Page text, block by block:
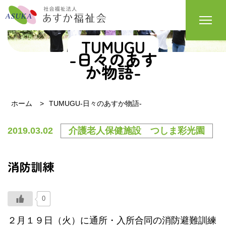
TUMUGU
-日々のあす
か物語-
ホーム TUMUGU-日々のあすか物語-
2019.03.02 介護老人保健施設 つしま彩光園
消防訓練
0
２月１９日（火）に通所・入所合同の消防避難訓練